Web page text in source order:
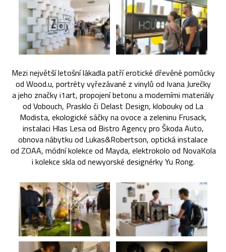
Mezi největší letošní lákadla patří erotické dřevěné pomůcky
od Wood.u, portréty vyřezávané z vinylů od Ivana Jurečky
a jeho značky i1art, propojení betonu a moderními materiály
od Vobouch, Prasklo či Delast Design, klobouky od La
Modista, ekologické sáčky na ovoce a zeleninu Frusack,
instalaci Hlas Lesa od Bistro Agency pro Škoda Auto,
obnova nábytku od Lukas&Robertson, optická instalace
od ZOAA, módní kolekce od Mayda, elektrokolo od NovaKola
i kolekce skla od newyorské designérky Yu Rong.